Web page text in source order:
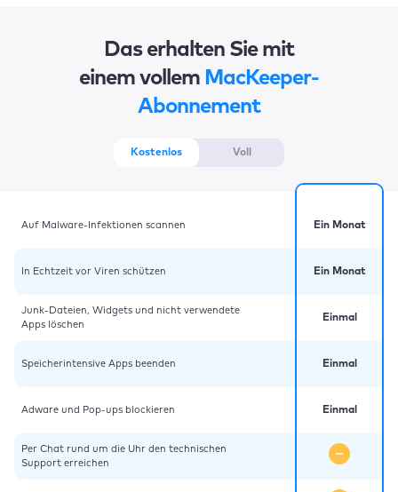
Das erhalten Sie mit
einem vollem MacKeeper-
Abonnement
Kostenlos Voll
Auf Malware-Infektionen scannen
In Echtzeit vor Viren schützen
Junk-Dateien, Widgets und nicht verwendete
Apps löschen
Speicherintensive Apps beenden
Adware und Pop-ups blockieren
Per Chat rund um die Uhr den technischen
Support erreichen
Ein Monat
Ein Monat
Einmal
Einmal
Einmal